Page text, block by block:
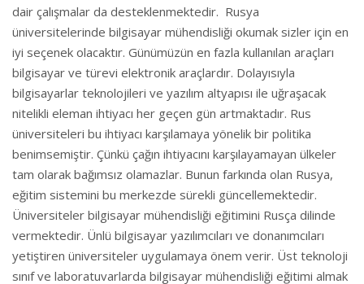
dair çalışmalar da desteklenmektedir. Rusya
üniversitelerinde bilgisayar mühendisliği okumak sizler için en
iyi seçenek olacaktır. Günümüzün en fazla kullanılan araçları
bilgisayar ve türevi elektronik araçlardır. Dolayısıyla
bilgisayarlar teknolojileri ve yazılım altyapısı ile uğraşacak
nitelikli eleman ihtiyacı her geçen gün artmaktadır. Rus
üniversiteleri bu ihtiyacı karşılamaya yönelik bir politika
benimsemiştir. Çünkü çağın ihtiyacını karşılayamayan ülkeler
tam olarak bağımsız olamazlar. Bunun farkında olan Rusya,
eğitim sistemini bu merkezde sürekli güncellemektedir.
Üniversiteler bilgisayar mühendisliği eğitimini Rusça dilinde
vermektedir. Ünlü bilgisayar yazılımcıları ve donanımcıları
yetiştiren üniversiteler uygulamaya önem verir. Üst teknoloji
sınıf ve laboratuvarlarda bilgisayar mühendisliği eğitimi almak